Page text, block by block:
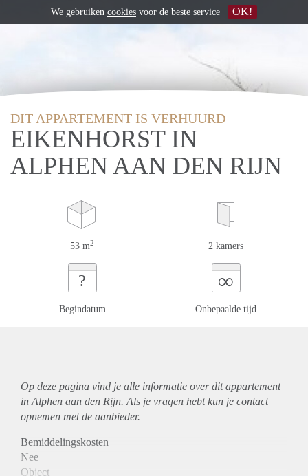
DIT APPARTEMENT IS VERHUURD
EIKENHORST IN
ALPHEN AAN DEN RIJN
53 m2 2 kamers
?
Begindatum
∞
Onbepaalde tijd
Op deze pagina vind je alle informatie over ditappartement
in Alphen aan den Rijn. Als je vragen hebt kun je contact
opnemen met de aanbieder.
Bemiddelingskosten
Nee
Object
We gebruiken cookies voor de beste service OK!